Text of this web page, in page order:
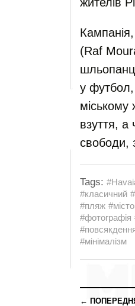
(Raf
у
взуття, а
свободи,
Tags:
#класичний
#пляж #місто
#фотографія
#мінімалізм
←